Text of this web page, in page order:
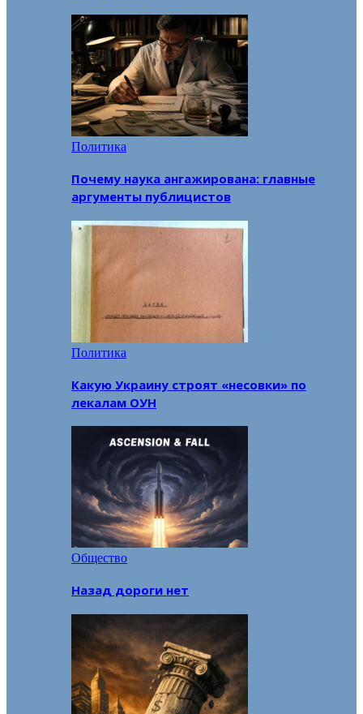
Политика
Почему наука ангажирована: главные
аргументы публицистов
Политика
Какую Украину строят «несовки» по
лекалам ОУН
Общество
Назад дороги нет